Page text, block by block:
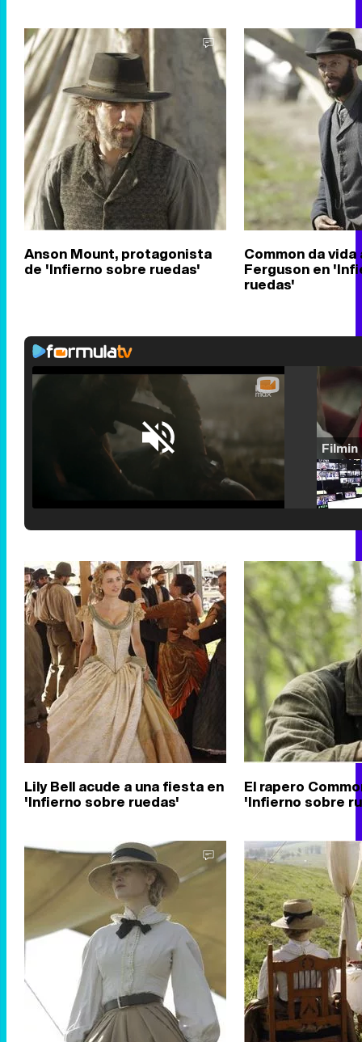
Anson Mount, protagonista
de 'Infierno sobre ruedas'
Common da vida
Ferguson en
ruedas'
Lily Bell acude a una fiesta en
'Infierno sobre ruedas'
El rapero
'Infierno sobre